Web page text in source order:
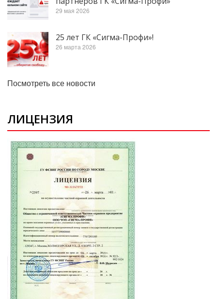
29 мая 2026
25 лет ГК «Сигма-Профи»!
26 марта 2026
Посмотреть все новости
ЛИЦЕНЗИЯ